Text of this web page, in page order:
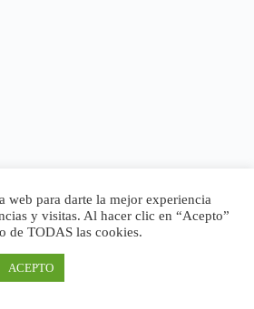
web para darte la mejor experiencia
y visitas. Al hacer clic en “Acepto”
de TODAS las cookies.
ACEPTO